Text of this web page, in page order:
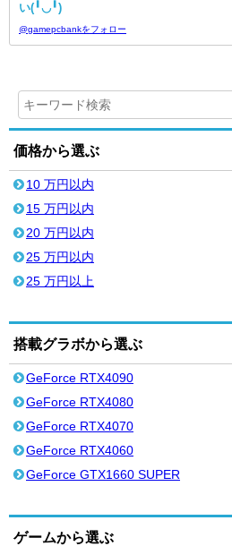
い(╹◡╹)
@gamepcbankをフォロー
価格から選ぶ
10 万円以内
15 万円以内
20 万円以内
25 万円以内
25 万円以上
搭載グラボから選ぶ
GeForce RTX4090
GeForce RTX4080
GeForce RTX4070
GeForce RTX4060
GeForce GTX1660 SUPER
ゲームから選ぶ